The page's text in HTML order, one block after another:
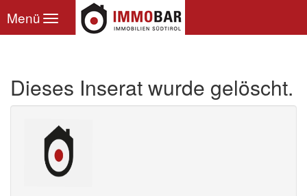
Toggle
navigation
Menü
Dieses Inserat wurde gelöscht.